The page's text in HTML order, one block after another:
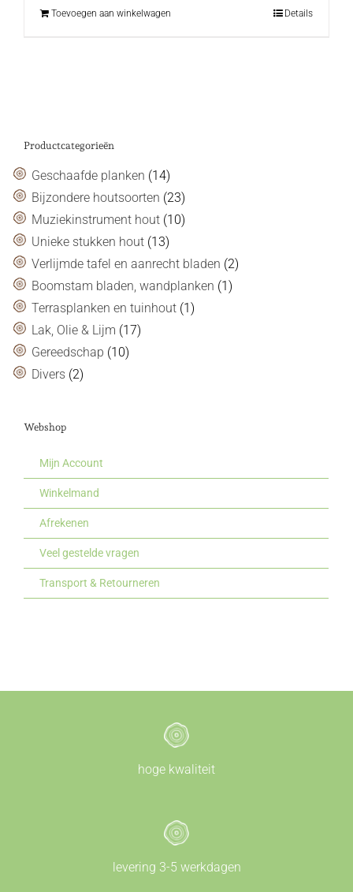
Toevoegen aan winkelwagen Details
Productcategorieën
Geschaafde planken (14)
Bijzondere houtsoorten (23)
Muziekinstrument hout (10)
Unieke stukken hout (13)
Verlijmde tafel en aanrecht bladen (2)
Boomstam bladen, wandplanken (1)
Terrasplanken en tuinhout (1)
Lak, Olie & Lijm (17)
Gereedschap (10)
Divers (2)
Webshop
Mijn Account
Winkelmand
Afrekenen
Veel gestelde vragen
Transport & Retourneren
hoge kwaliteit
levering 3-5 werkdagen